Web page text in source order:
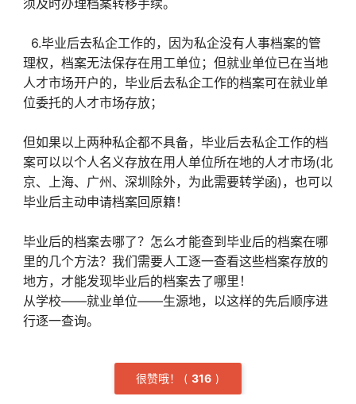
须及时办理档案转移手续。
6.毕业后去私企工作的，因为私企没有人事档案的管
理权，档案无法保存在用工单位；但就业单位已在当地
人才市场开户的，毕业后去私企工作的档案可在就业单
位委托的人才市场存放；
但如果以上两种私企都不具备，毕业后去私企工作的档
案可以以个人名义存放在用人单位所在地的人才市场(北
京、上海、广州、深圳除外，为此需要转学函)，也可以
毕业后主动申请档案回原籍！
毕业后的档案去哪了？怎么才能查到毕业后的档案在哪
里的几个方法？我们需要人工逐一查看这些档案存放的
地方，才能发现毕业后的档案去了哪里！
从学校——就业单位——生源地，以这样的先后顺序进
行逐一查询。
很赞哦！ ( 316 )